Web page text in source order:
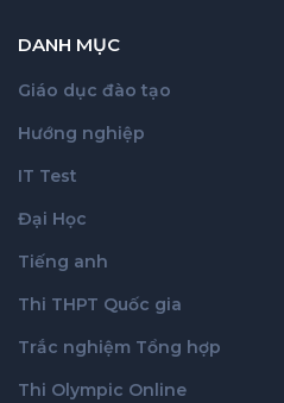
DANH MỤC
Giáo dục đào tạo
Hướng nghiệp
IT Test
Đại Học
Tiếng anh
Thi THPT Quốc gia
Trắc nghiệm Tổng hợp
Thi Olympic Online